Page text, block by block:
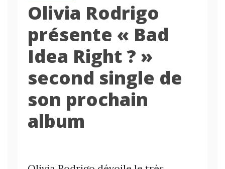
Olivia Rodrigo
présente « Bad
Idea Right ? »
second single de
son prochain
album